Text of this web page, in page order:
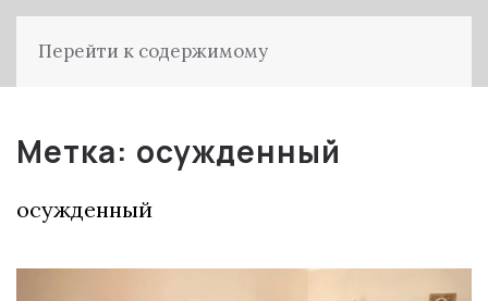
Перейти к содержимому
Метка: осужденный
осужденный